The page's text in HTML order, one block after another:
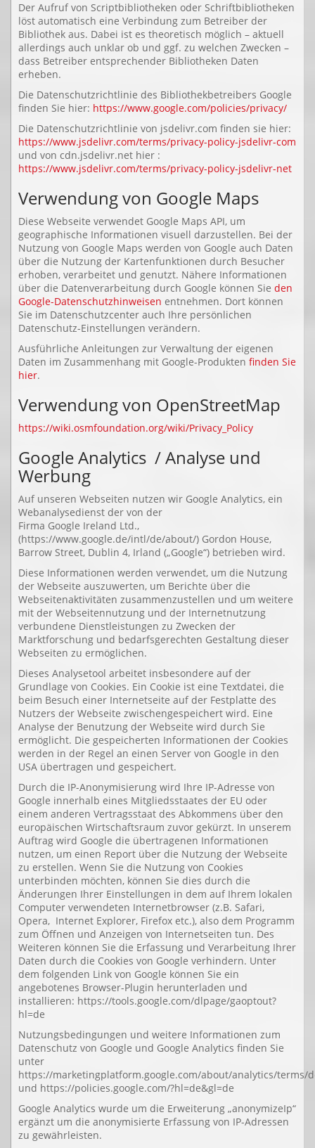
Der Aufruf von Scriptbibliotheken oder Schriftbibliotheken
löst automatisch eine Verbindung zum Betreiber der
Bibliothek aus. Dabei ist es theoretisch möglich – aktuell
allerdings auch unklar ob und ggf. zu welchen Zwecken –
dass Betreiber entsprechender Bibliotheken Daten
erheben.
Die Datenschutzrichtlinie des Bibliothekbetreibers Google
finden Sie hier: https://www.google.com/policies/privacy/
Die Datenschutzrichtlinie von jsdelivr.com finden sie hier:
https://www.jsdelivr.com/terms/privacy-policy-jsdelivr-com
und von cdn.jsdelivr.net hier :
https://www.jsdelivr.com/terms/privacy-policy-jsdelivr-net
Verwendung von Google Maps
Diese Webseite verwendet Google Maps API, um
geographische Informationen visuell darzustellen. Bei der
Nutzung von Google Maps werden von Google auch Daten
über die Nutzung der Kartenfunktionen durch Besucher
erhoben, verarbeitet und genutzt. Nähere Informationen
über die Datenverarbeitung durch Google können Sie den
Google-Datenschutzhinweisen entnehmen. Dort können
Sie im Datenschutzcenter auch Ihre persönlichen
Datenschutz-Einstellungen verändern.
Ausführliche Anleitungen zur Verwaltung der eigenen
Daten im Zusammenhang mit Google-Produkten finden Sie
hier.
Verwendung von OpenStreetMap
https://wiki.osmfoundation.org/wiki/Privacy_Policy
Google Analytics / Analyse und
Werbung
Auf unseren Webseiten nutzen wir Google Analytics, ein
Webanalysedienst der von der
Firma Google Ireland Ltd.,
(https://www.google.de/intl/de/about/) Gordon House,
Barrow Street, Dublin 4, Irland („Google“) betrieben wird.
Diese Informationen werden verwendet, um die Nutzung
der Webseite auszuwerten, um Berichte über die
Webseitenaktivitäten zusammenzustellen und um weitere
mit der Webseitennutzung und der Internetnutzung
verbundene Dienstleistungen zu Zwecken der
Marktforschung und bedarfsgerechten Gestaltung dieser
Webseiten zu ermöglichen.
Dieses Analysetool arbeitet insbesondere auf der
Grundlage von Cookies. Ein Cookie ist eine Textdatei, die
beim Besuch einer Internetseite auf der Festplatte des
Nutzers der Webseite zwischengespeichert wird. Eine
Analyse der Benutzung der Webseite wird durch Sie
ermöglicht. Die gespeicherten Informationen der Cookies
werden in der Regel an einen Server von Google in den
USA übertragen und gespeichert.
Durch die IP-Anonymisierung wird Ihre IP-Adresse von
Google innerhalb eines Mitgliedsstaates der EU oder
einem anderen Vertragsstaat des Abkommens über den
europäischen Wirtschaftsraum zuvor gekürzt. In unserem
Auftrag wird Google die übertragenen Informationen
nutzen, um einen Report über die Nutzung der Webseite
zu erstellen. Wenn Sie die Nutzung von Cookies
unterbinden möchten, können Sie dies durch die
Änderungen Ihrer Einstellungen in dem auf Ihrem lokalen
Computer verwendeten Internetbrowser (z.B. Safari,
Opera, Internet Explorer, Firefox etc.), also dem Programm
zum Öffnen und Anzeigen von Internetseiten tun. Des
Weiteren können Sie die Erfassung und Verarbeitung Ihrer
Daten durch die Cookies von Google verhindern. Unter
dem folgenden Link von Google können Sie ein
angebotenes Browser-Plugin herunterladen und
installieren: https://tools.google.com/dlpage/gaoptout?
hl=de
Nutzungsbedingungen und weitere Informationen zum
Datenschutz von Google und Google Analytics finden Sie
unter
https://marketingplatform.google.com/about/analytics/terms/
und https://policies.google.com/?hl=de&gl=de
Google Analytics wurde um die Erweiterung „anonymizeIp“
ergänzt um die anonymisierte Erfassung von IP-Adressen
zu gewährleisten.